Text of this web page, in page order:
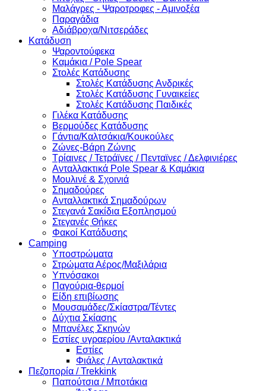
Μαλάγρες - Ψαροτροφες - Αμινοξέα
Παραγάδια
Αδιάβροχα/Νιτσεράδες
Κατάδυση
Ψαροντούφεκα
Καμάκια / Pole Spear
Στολές Κατάδυσης
Στολές Κατάδυσης Ανδρικές
Στολές Κατάδυσης Γυναικείες
Στολές Κατάδυσης Παιδικές
Γιλέκα Κατάδυσης
Βερμούδες Κατάδυσης
Γάντια/Καλτσάκια/Κουκούλες
Ζώνες-Βάρη Ζώνης
Τρίαινες / Τετράϊνες / Πενταϊνες / Δελφινιέρες
Ανταλλακτικά Pole Spear & Καμάκια
Μουλινέ & Σχοινιά
Σημαδούρες
Ανταλλακτικά Σημαδούρων
Στεγανά Σακίδια Εξοπλησμού
Στεγανές Θήκες
Φακοί Κατάδυσης
Camping
Υποστρώματα
Στρώματα Αέρος/Μαξιλάρια
Υπνόσακοι
Παγούρια-θερμοί
Είδη επιβίωσης
Μουσαμάδες/Σκίαστρα/Τέντες
Δύχτια Σκίασης
Μπανέλες Σκηνών
Εστίες υγραερίου /Ανταλακτικά
Εστίες
Φιάλες / Ανταλακτικά
Πεζοπορία / Trekkink
Παπούτσια / Μποτάκια